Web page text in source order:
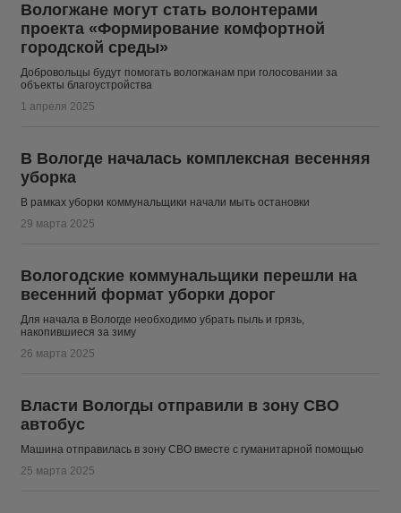
Вологжане могут стать волонтерами
проекта «Формирование комфортной
городской среды»
Добровольцы будут помогать вологжанам при голосовании за
объекты благоустройства
1 апреля 2025
В Вологде началась комплексная весенняя
уборка
В рамках уборки коммунальщики начали мыть остановки
29 марта 2025
Вологодские коммунальщики перешли на
весенний формат уборки дорог
Для начала в Вологде необходимо убрать пыль и грязь,
накопившиеся за зиму
26 марта 2025
Власти Вологды отправили в зону СВО
автобус
Машина отправилась в зону СВО вместе с гуманитарной помощью
25 марта 2025